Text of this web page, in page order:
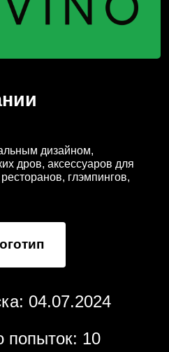
дизайном,
дров, аксессуаров для
глэмпингов,
04.07.2024
попыток: 10